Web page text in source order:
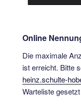
Online
Die maximale
ist erreicht. Bitte
heinz.schulte-
Warteliste